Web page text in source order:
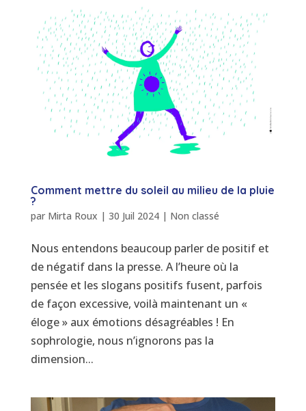
Comment mettre du soleil au milieu de la pluie
?
par Mirta Roux | 30 Juil 2024| Non classé
Nous entendons beaucoup parler de positif et
de négatif dans la presse. A l’heure où la
pensée et les slogans positifs fusent, parfois
de façon excessive, voilà maintenant un «
éloge » aux émotions désagréables ! En
sophrologie, nous n’ignorons pas la
dimension...